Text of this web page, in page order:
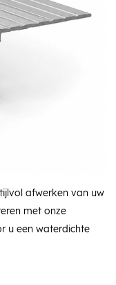
afwerken van uw
met onze
u een waterdichte